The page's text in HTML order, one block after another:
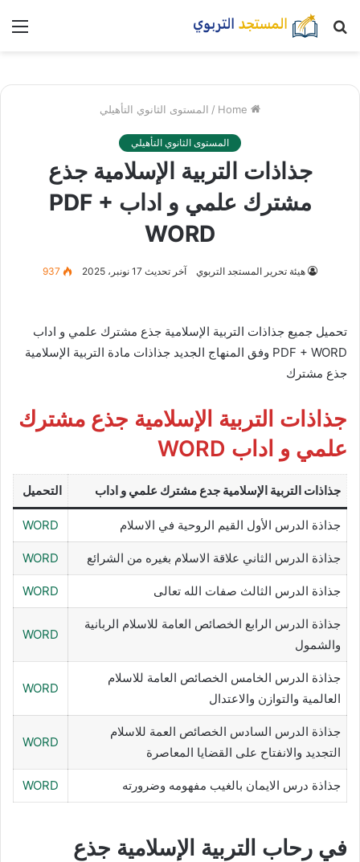
بحث
/ المستوى الثانوي التأهيلي
المستوى الثانوي التأهيلي
جذاذات التربية الإسلامية جذع
مشترك علمي و اداب PDF +
WORD
هيئة تحرير المستجد التربوي آخر تحديث 17 نونبر، 2025 937
تحميل جميع جذاذات التربية الإسلامية جذع مشترك علمي و اداب
PDF + WORD وفق المنهاج الجديد جذاذات مادة التربية الإسلامية
جذع مشترك
جذاذات التربية الإسلامية جذع مشترك
علمي و اداب WORD
جذاذات التربية الإسلامية جدع مشترك علمي و اداب التحميل
جذاذة الدرس الأول القيم الروحية في الاسلام WORD
جذاذة الدرس الثاني علاقة الاسلام بغيره من الشرائع WORD
جذاذة الدرس الثالث صفات الله تعالى WORD
جذاذة الدرس الرابع الخصائص العامة للاسلام الربانية
والشمول
WORD
جذاذة الدرس الخامس الخصائص العامة للاسلام
العالمية والتوازن والاعتدال
WORD
جذاذة الدرس السادس الخصائص العمة للاسلام
التجديد والانفتاح على القضايا المعاصرة
WORD
جذاذة درس الايمان بالغيب مفهومه وضرورته WORD
في رحاب التربية الإسلامية جذع